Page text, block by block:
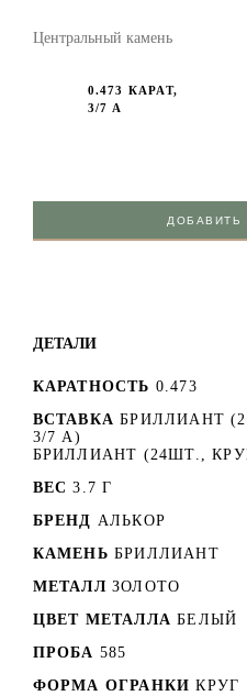
Центральный камень
0.473 КАРАТ,
3/7 A
ДОБАВИТЬ
ДЕТАЛИ
КАРАТНОСТЬ 0.473
ВСТАВКА БРИЛЛИАНТ
3/7 A)
БРИЛЛИАНТ (24ШТ.,
ВЕС 3.7 Г
БРЕНД АЛЬКОР
КАМЕНЬ БРИЛЛИАНТ
МЕТАЛЛ ЗОЛОТО
ЦВЕТ МЕТАЛЛА БЕЛЫЙ
ПРОБА 585
ФОРМА ОГРАНКИ КРУГ